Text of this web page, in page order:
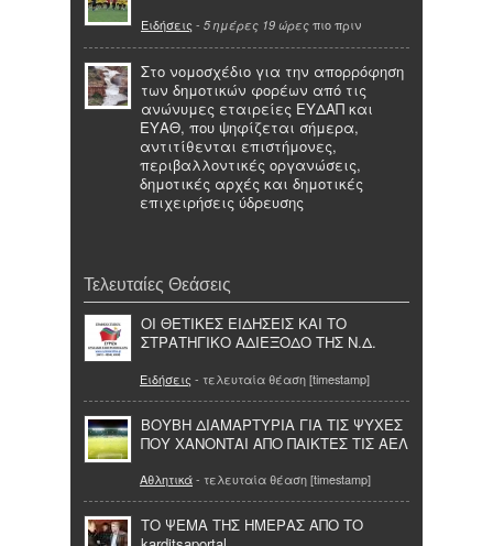
Ειδήσεις - 5 ημέρες 19 ώρες πιο πριν
Στο νομοσχέδιο για την απορρόφηση
των δημοτικών φορέων από τις
ανώνυμες εταιρείες ΕΥΔΑΠ και
ΕΥΑΘ, που ψηφίζεται σήμερα,
αντιτίθενται επιστήμονες,
περιβαλλοντικές οργανώσεις,
δημοτικές αρχές και δημοτικές
επιχειρήσεις ύδρευσης
Τελευταίες Θεάσεις
ΟΙ ΘΕΤΙΚΕΣ ΕΙΔΗΣΕΙΣ ΚΑΙ ΤΟ
ΣΤΡΑΤΗΓΙΚΟ ΑΔΙΕΞΟΔΟ ΤΗΣ Ν.Δ.
Ειδήσεις - τελευταία θέαση [timestamp]
ΒΟΥΒΗ ΔΙΑΜΑΡΤΥΡΙΑ ΓΙΑ ΤΙΣ ΨΥΧΕΣ
ΠΟΥ ΧΑΝΟΝΤΑΙ ΑΠΟ ΠΑΙΚΤΕΣ ΤΙΣ ΑΕΛ
Αθλητικά- τελευταία θέαση [timestamp]
ΤΟ ΨΕΜΑ ΤΗΣ ΗΜΕΡΑΣ ΑΠΟ ΤΟ